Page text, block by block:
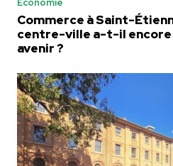
Économie
Commerce à Saint-
centre-ville a-t-il encore
avenir ?